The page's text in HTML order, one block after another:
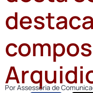
destaca
PorAssessoria de